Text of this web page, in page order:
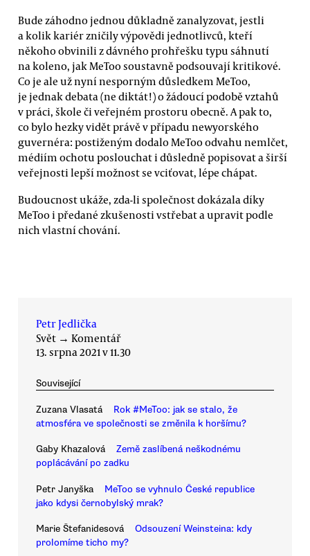
Bude záhodno jednou důkladně zanalyzovat, jestli
a kolik kariér zničily výpovědi jednotlivců, kteří
někoho obvinili z dávného prohřešku typu sáhnutí
na koleno, jak MeToo soustavně podsouvají kritikové.
Co je ale už nyní nesporným důsledkem MeToo,
je jednak debata (ne diktát!) o žádoucí podobě vztahů
v práci, škole či veřejném prostoru obecně. A pak to,
co bylo hezky vidět právě v případu newyorského
guvernéra: postiženým dodalo MeToo odvahu nemlčet,
médiím ochotu poslouchat i důsledně popisovat a širší
veřejnosti lepší možnost se vciťovat, lépe chápat.
Budoucnost ukáže, zda-li společnost dokázala díky
MeToo i předané zkušenosti vstřebat a upravit podle
nich vlastní chování.
Petr Jedlička
Svět → Komentář
13. srpna 2021 v 11.30
Související
Zuzana Vlasatá
Rok #MeToo: jak se stalo, že
atmosféra ve společnosti se změnila k horšímu?
Gaby Khazalová
Země zaslíbená neškodnému
poplácávání po zadku
Petr Janyška
MeToo se vyhnulo České republice
jako kdysi černobylský mrak?
Marie Štefanidesová
Odsouzení Weinsteina: kdy
prolomíme ticho my?